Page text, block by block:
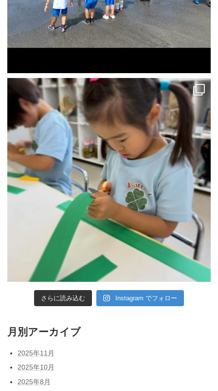
さらに読み込む Instagram でフォロー
月別アーカイブ
2025年11月
2025年10月
2025年8月